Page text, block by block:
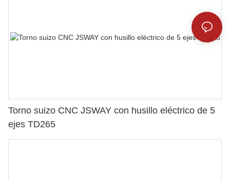
Torno suizo CNC JSWAY con husillo eléctrico de 5
ejes TD265